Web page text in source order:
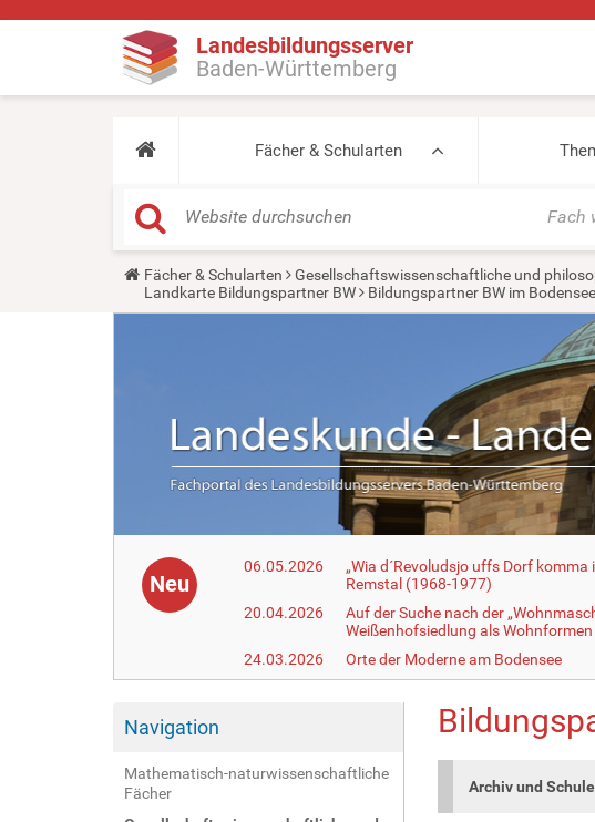
Landesbildungsserver
Baden-Württemberg
Fächer & Schularten
Fach
Y
u
Fächer & Schularten Gesellschaftswissenschaftliche und
Landkarte Bildungspartner BW
Bildungspartner BW im
Neu
06.05.2026
„Wia d´Revoludsjo uffs Dorf
Remstal (1968-1977)
20.04.2026
Auf der Suche nach der
Weißenhofsiedlung als
24.03.2026
Orte der Moderne am Bodensee
Navigation
Mathematisch-naturwissenschaftliche
Fächer
Archiv und Schule